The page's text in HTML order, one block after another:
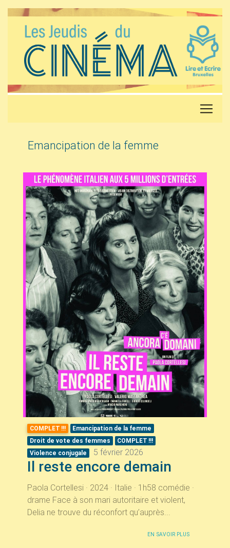
Emancipation de la femme
COMPLET !!!
Emancipation de la femme
Droit de vote des femmes
COMPLET !!!
Violence conjugale
5 février 2026
Il reste encore demain
Paola Cortellesi · 2024 · Italie · 1h58 comédie ·
drame Face à son mari autoritaire et violent,
Delia ne trouve du réconfort qu’auprès...
EN SAVOIR PLUS